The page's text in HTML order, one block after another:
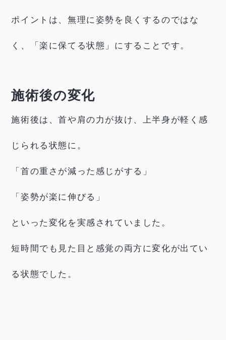
ポイントは、無理に姿勢を良くするのではな
く、「楽に保てる状態」にすることです。
施術後の変化
施術後は、首や肩の力が抜け、上半身が軽く感
じられる状態に。
「首の重さが減った感じがする」
「姿勢が楽に伸びる」
といった変化を実感されていました。
短時間でも見た目と感覚の両方に変化が出てい
る状態でした。